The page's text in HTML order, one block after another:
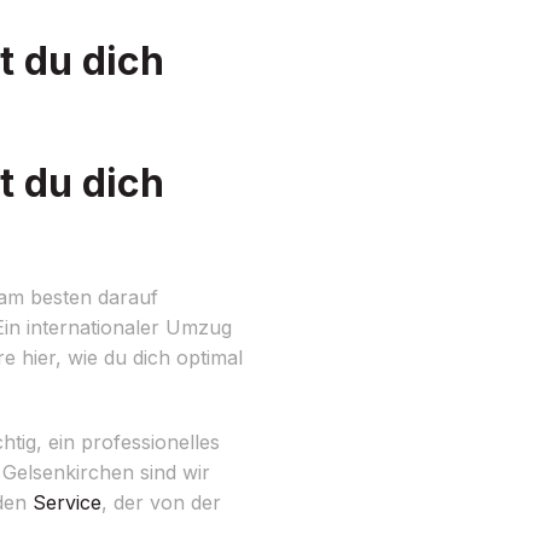
du dich
du dich
besten darauf
internationaler Umzug
hier, wie du dich optimal
ein professionelles
sind wir
Service, der von der